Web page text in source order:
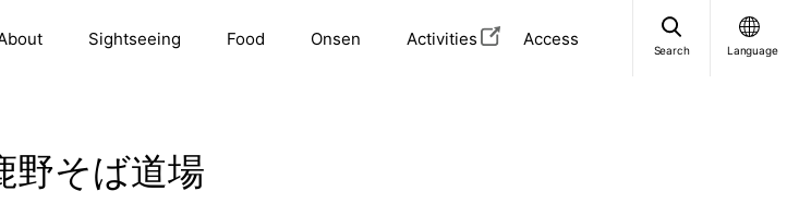
Sightseeing Food Onsen Activities Access
Search Language
野そば道場